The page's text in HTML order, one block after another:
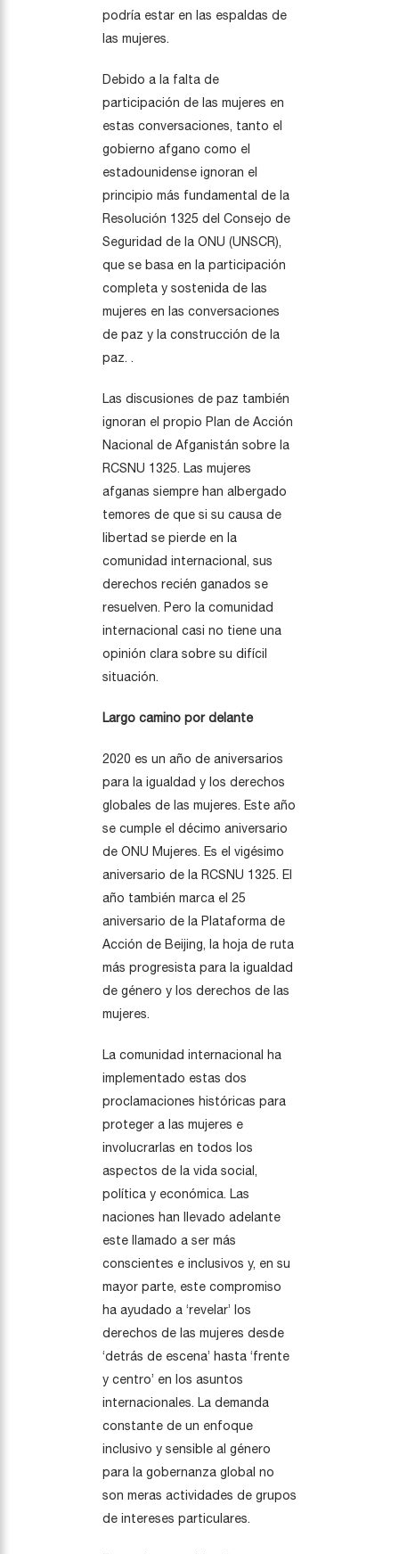
podría estar en las espaldas de
las mujeres.
Debido a la falta de
participación de las mujeres en
estas conversaciones, tanto el
gobierno afgano como el
estadounidense ignoran el
principio más fundamental de la
Resolución 1325 del Consejo de
Seguridad de la ONU (UNSCR),
que se basa en la participación
completa y sostenida de las
mujeres en las conversaciones
de paz y la construcción de la
paz. .
Las discusiones de paz también
ignoran el propio Plan de Acción
Nacional de Afganistán sobre la
RCSNU 1325. Las mujeres
afganas siempre han albergado
temores de que si su causa de
libertad se pierde en la
comunidad internacional, sus
derechos recién ganados se
resuelven. Pero la comunidad
internacional casi no tiene una
opinión clara sobre su difícil
situación.
Largo camino por delante
2020 es un año de aniversarios
para la igualdad y los derechos
globales de las mujeres. Este año
se cumple el décimo aniversario
de ONU Mujeres. Es el vigésimo
aniversario de la RCSNU 1325. El
año también marca el 25
aniversario de la Plataforma de
Acción de Beijing, la hoja de ruta
más progresista para la igualdad
de género y los derechos de las
mujeres.
La comunidad internacional ha
implementado estas dos
proclamaciones históricas para
proteger a las mujeres e
involucrarlas en todos los
aspectos de la vida social,
política y económica. Las
naciones han llevado adelante
este llamado a ser más
conscientes e inclusivos y, en su
mayor parte, este compromiso
ha ayudado a ‘revelar’ los
derechos de las mujeres desde
‘detrás de escena’ hasta ‘frente
y centro’ en los asuntos
internacionales. La demanda
constante de un enfoque
inclusivo y sensible al género
para la gobernanza global no
son meras actividades de grupos
de intereses particulares.